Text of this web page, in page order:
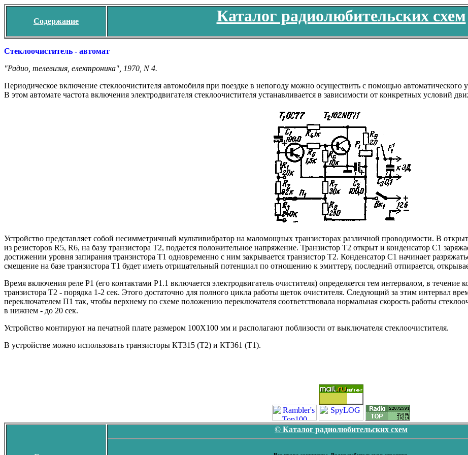
Содержание Каталог радиолюбительских схем
Стеклоочиститель - автомат
"Радио, телевизия, електроника", 1970, N 4.
Периодическое включение стеклоочистителя автомобиля при поездке в непогоду можно осуществить с помощью автоматического
В этом автомате частота включения электродвигателя стеклоочистителя устанавливается в зависимости от конкретных условий
Устройство представляет собой несимметричный мультивибратор на маломощных транзисторах различной проводимости. В
из резисторов R5, R6, на базу транзистора T2, подается положительное напряжение. Транзистор Т2 открыт и конденсатор C1
достижении уровня запирания транзистора T1 одновременно с ним закрывается транзистор T2. Конденсатор С1 начинает
смещение на базе транзистора T1 будет иметь отрицательный потенциал по отношению к эмиттеру, последний отпирается,
Время включения реле Р1 (его контактами Р1.1 включается электродвигатель очистителя) определяется тем интервалом, в течение
транзистора Т2 - порядка 1-2 сек. Этого достаточно для полного цикла работы щеток очистителя. Следующий за этим интервал
переключателем П1 так, чтобы верхнему по схеме положению переключателя соответствовала нормальная скорость работы
в нижнем - до 20 сек.
Устройство монтируют на печатной плате размером 100Х100 мм и располагают поблизости от выключателя стеклоочистителя.
В устройстве можно использовать транзисторы КТ315 (Т2) и КТ361 (Т1).
© Каталог радиолюбительских схем